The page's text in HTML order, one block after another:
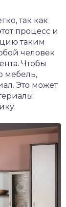
так как
процесс и
таким
человек
Чтобы
мебель,
Это может